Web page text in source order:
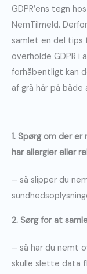
GDPR’ens tegn
NemTilmeld.
samlet en del tips
overholde GDPR i
forhåbentligt kan
af grå hår på både
1. Spørg om der
har allergier eller
– så slipper du
2. Sørg for at
– så har du nemt
skulle slette data